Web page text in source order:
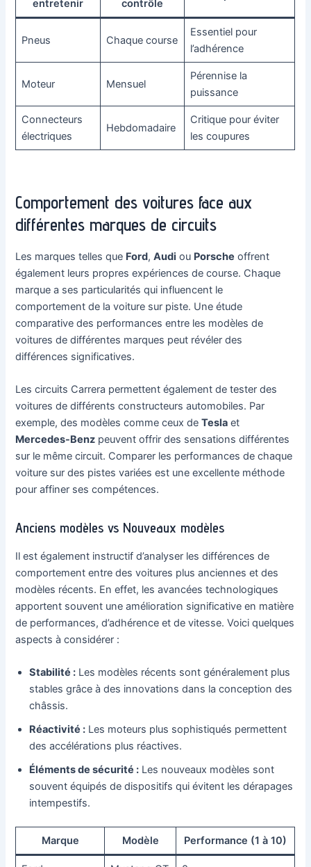
entretenir contrôle
Pneus Chaque course
Essentiel pour
l’adhérence
Moteur Mensuel
Pérennise la
puissance
Connecteurs
électriques
Hebdomadaire
Critique pour éviter
les coupures
Comportement des voitures face aux
différentes marques de circuits
Les marques telles que Ford,Audi ou Porsche offrent
également leurs propres expériences de course. Chaque
marque a ses particularités qui influencent le
comportement de la voiture sur piste. Une étude
comparative des performances entre les modèles de
voitures de différentes marques peut révéler des
différences significatives.
Les circuits Carrera permettent également de tester des
voitures de différents constructeurs automobiles. Par
exemple, des modèles comme ceux deTesla et
Mercedes-Benz peuvent offrir des sensations différentes
sur le même circuit. Comparer les performances de chaque
voiture sur des pistes variées est une excellente méthode
pour affiner ses compétences.
Anciens modèles vs Nouveaux modèles
Il est également instructif d’analyser les différences de
comportement entre des voitures plus anciennes et des
modèles récents. En effet, les avancées technologiques
apportent souvent une amélioration significative en matière
de performances, d’adhérence et de vitesse. Voici quelques
aspects à considérer :
Stabilité : Les modèles récents sont généralement plus
stables grâce à des innovations dans la conception des
châssis.
Réactivité : Les moteurs plus sophistiqués permettent
des accélérations plus réactives.
Éléments de sécurité : Les nouveaux modèles sont
souvent équipés de dispositifs qui évitent les dérapages
intempestifs.
Marque Modèle Performance (1 à 10)